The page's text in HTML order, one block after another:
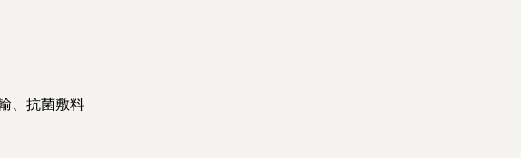
、抗菌敷料